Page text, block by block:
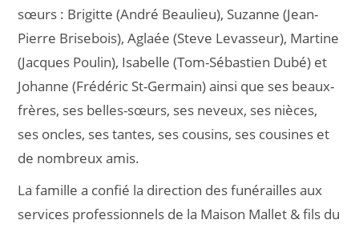
sœurs : Brigitte (André Beaulieu), Suzanne (Jean-
Pierre Brisebois), Aglaée (Steve Levasseur), Martine
(Jacques Poulin), Isabelle (Tom-Sébastien Dubé) et
Johanne (Frédéric St-Germain) ainsi que ses beaux-
frères, ses belles-sœurs, ses neveux, ses nièces,
ses oncles, ses tantes, ses cousins, ses cousines et
de nombreux amis.
La famille a confié la direction des funérailles aux
services professionnels de la Maison Mallet & fils du